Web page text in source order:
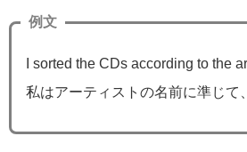
例文
I sorted the CDs according to the
私はアーティストの名前に準じて